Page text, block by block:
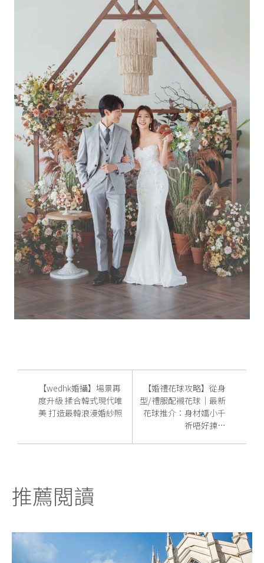
【wedhk婚攝】場景再
度升級 揉合韓式現代唯
美 打造最韓浪漫婚紗照
【婚禮花球攻略】從身
型/禮服配襯花球｜最新
花球推介：身材嬌小千
祈唔好揀…
推薦閲讀